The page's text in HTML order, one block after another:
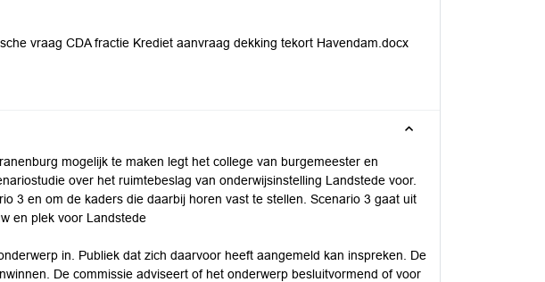
vraag CDA fractie Krediet aanvraag dekking tekort Havendam.docx
mogelijk te maken legt het college van burgemeester en
over het ruimtebeslag van onderwijsinstelling Landstede voor.
3 en om de kaders die daarbij horen vast te stellen. Scenario 3 gaat uit
en plek voor Landstede
in. Publiek dat zich daarvoor heeft aangemeld kan inspreken. De
De commissie adviseert of het onderwerp besluitvormend of voor